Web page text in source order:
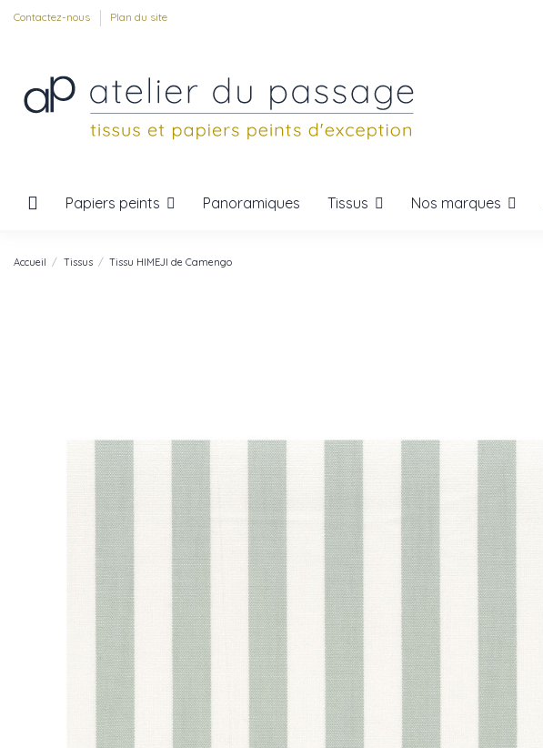
Contactez-nous Plan du site
Papiers peints Panoramiques Tissus Nos marques
Accueil Tissus Tissu HIMEJI de Camengo